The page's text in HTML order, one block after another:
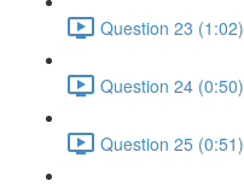
Question 23 (1:02)
Question 24 (0:50)
Question 25 (0:51)